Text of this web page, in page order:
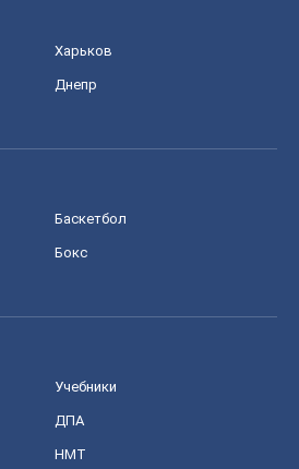
Харьков
Днепр
Баскетбол
Бокс
Учебники
ДПА
НМТ